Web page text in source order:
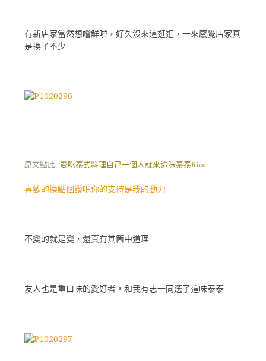
有新店家當然想嚐鮮啦，好久沒來這逛逛，一來感覺店家真
是換了不少
原文點此 愛吃泰式料理自己一個人就來這味泰泰Rice
喜歡的換點個讚吧你的支持是我的動力
不變的就是變，還真有其箇中道理
友人也是重口味的愛好者，和我有志一同選了這味泰泰